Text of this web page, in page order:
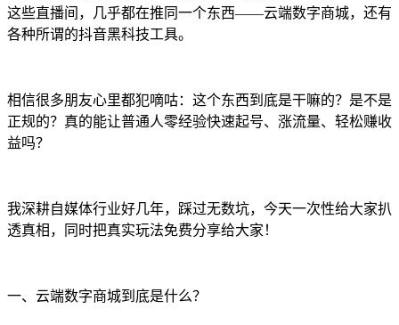
这些直播间，几乎都在推同一个东西——云端数字商城，还有
各种所谓的抖音黑科技工具。
相信很多朋友心里都犯嘀咕：这个东西到底是干嘛的？是不是
正规的？真的能让普通人零经验快速起号、涨流量、轻松赚收
益吗？
我深耕自媒体行业好几年，踩过无数坑，今天一次性给大家扒
透真相，同时把真实玩法免费分享给大家！
一、云端数字商城到底是什么？